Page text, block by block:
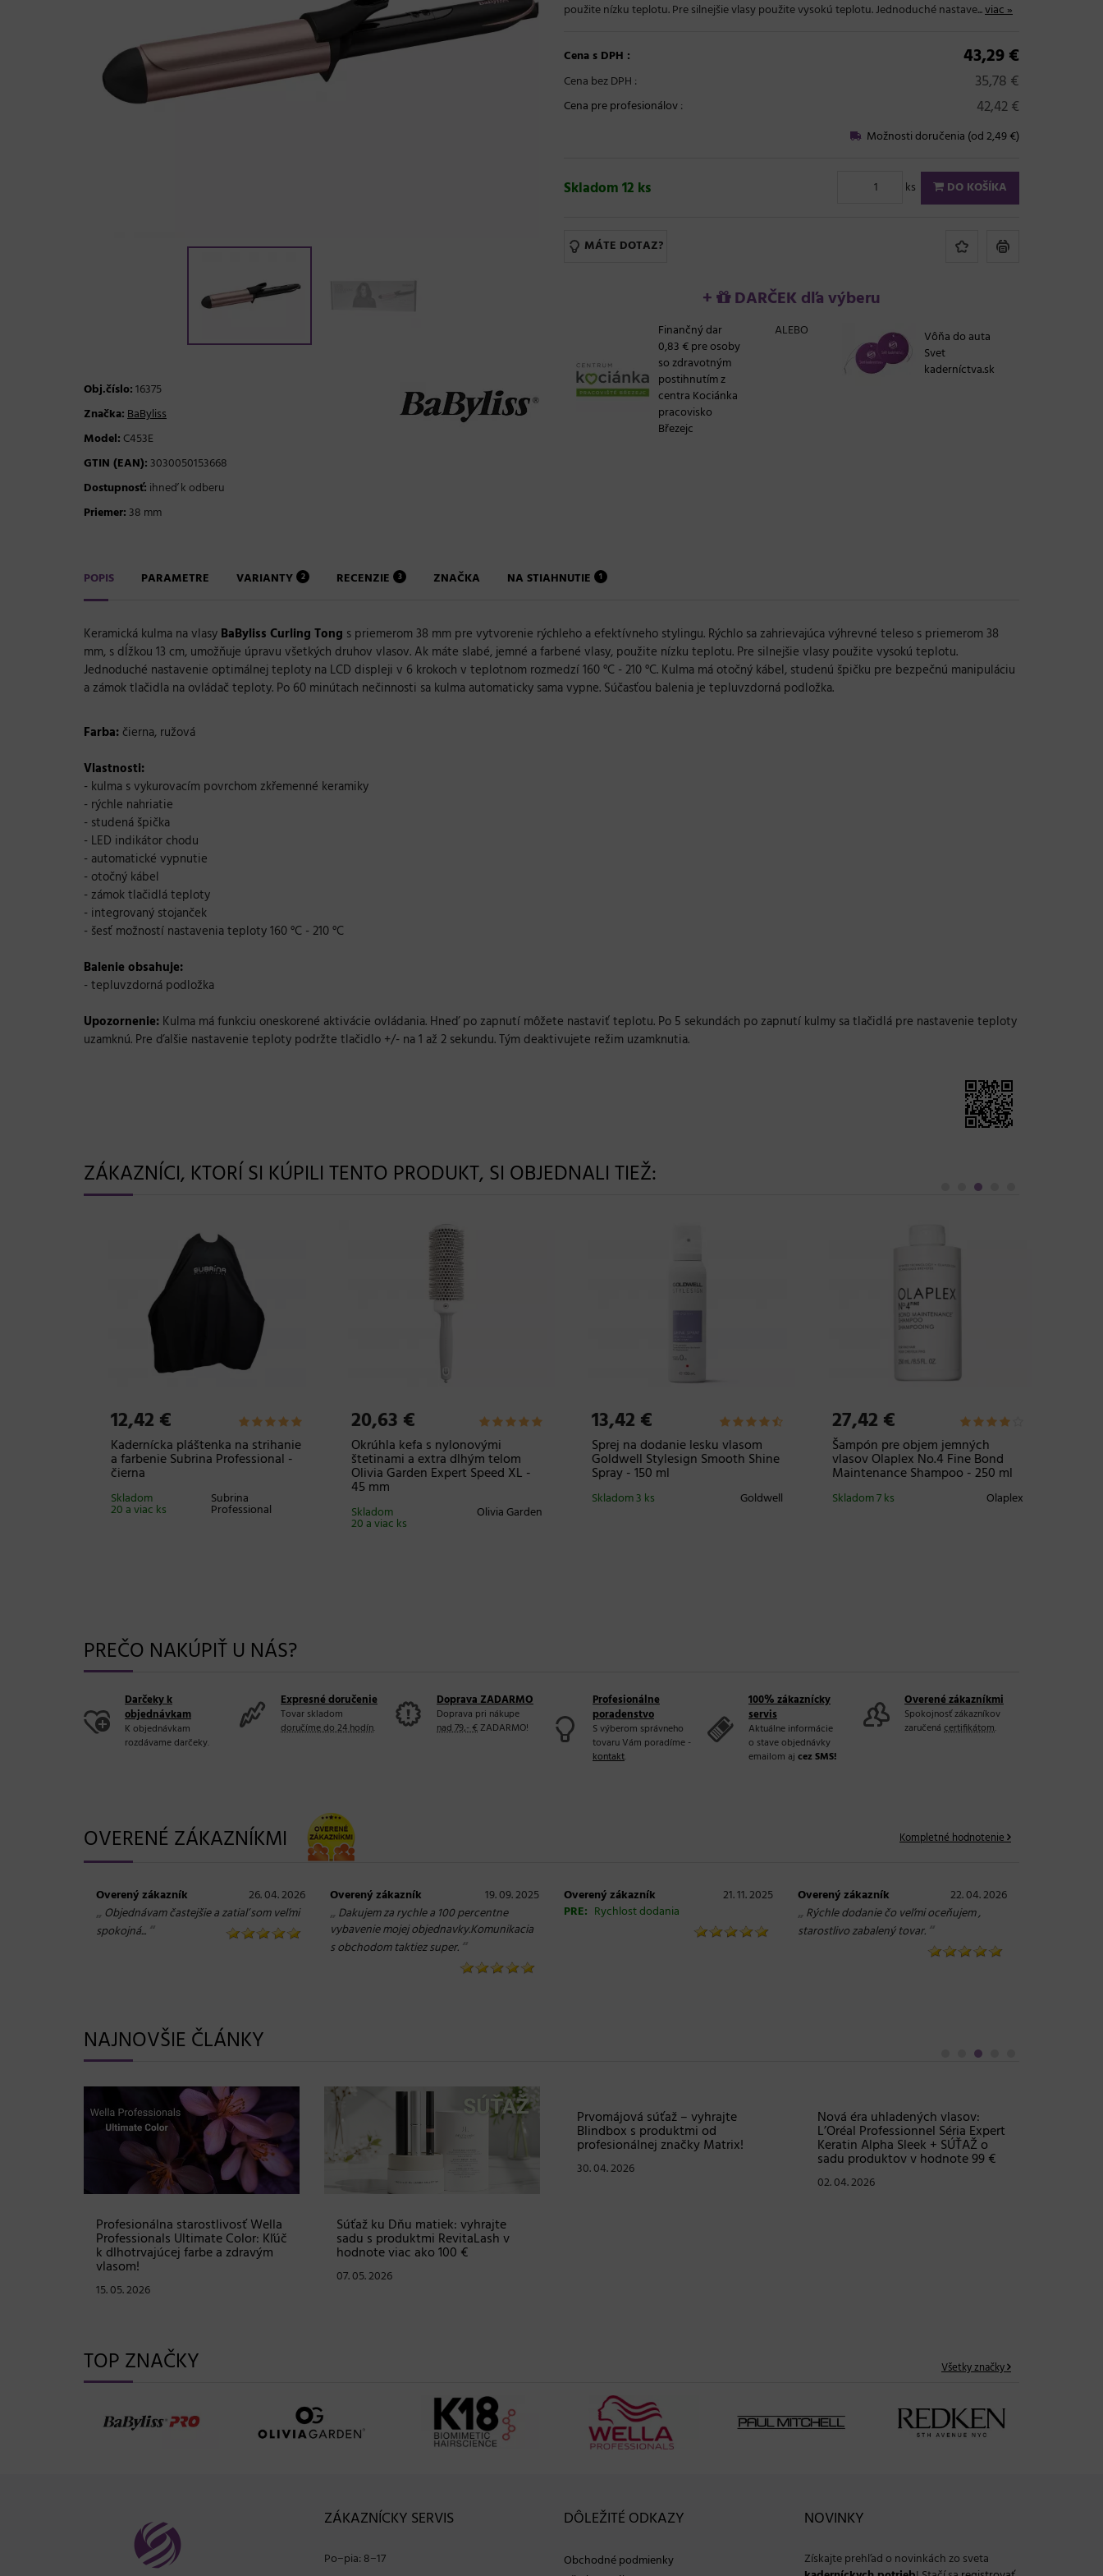
Obj.číslo:16375
Značka:BaByliss
Model: C453E
GTIN (EAN): 3030050153668
Dostupnosť: ihneď k odberu
Priemer: 38 mm
použite nízku teplotu. Pre silnejšie vlasy použite vysokú teplotu. Jednoduché nastave...viac »
Cena s DPH : 43,29 €
Cena bez DPH : 35,78 €
Cena pre profesionálov: 42,42 €
Možnosti doručenia (od 2,49 €)
Skladom 12 ks ks DO KOŠÍKA
MÁTE DOTAZ?
+ DARČEK dľa výberu
Finančný dar
0,83 € pre osoby
so zdravotným
postihnutím z
centra Kociánka
pracovisko
Březejc
ALEBO
Vôňa do auta
Svet
kaderníctva.sk
POPIS PARAMETRE VARIANTY 2 RECENZIE 3 ZNAČKA NA STIAHNUTIE 1
Keramická kulma na vlasy BaByliss Curling Tong s priemerom 38 mm pre vytvorenie rýchleho a efektívneho stylingu. Rýchlo sa zahrievajúca výhrevné teleso s priemerom 38
mm, s dĺžkou 13 cm, umožňuje úpravu všetkých druhov vlasov. Ak máte slabé, jemné a farbené vlasy, použite nízku teplotu. Pre silnejšie vlasy použite vysokú teplotu.
Jednoduché nastavenie optimálnej teploty na LCD displeji v 6 krokoch v teplotnom rozmedzí 160 °C - 210 °C. Kulma má otočný kábel, studenú špičku pre bezpečnú manipuláciu
a zámok tlačidla na ovládač teploty. Po 60 minútach nečinnosti sa kulma automaticky sama vypne. Súčasťou balenia je tepluvzdorná podložka.
Farba: čierna, ružová
Vlastnosti:
- kulma s vykurovacím povrchom zkřemenné keramiky
- rýchle nahriatie
- studená špička
- LED indikátor chodu
- automatické vypnutie
- otočný kábel
- zámok tlačidlá teploty
- integrovaný stojanček
- šesť možností nastavenia teploty 160 °C - 210 °C
Balenie obsahuje:
- tepluvzdorná podložka
Upozornenie: Kulma má funkciu oneskorené aktivácie ovládania. Hneď po zapnutí môžete nastaviť teplotu. Po 5 sekundách po zapnutí kulmy sa tlačidlá pre nastavenie teploty
uzamknú. Pre ďalšie nastavenie teploty podržte tlačidlo +/- na 1 až 2 sekundu. Tým deaktivujete režim uzamknutia.
ZÁKAZNÍCI, KTORÍ SI KÚPILI TENTO PRODUKT, SI OBJEDNALI TIEŽ:
12,42 €
Kadernícka pláštenka na strihanie
a farbenie Subrina Professional -
čierna
Subrina
Professional
Skladom
20 a viac ks
20,63 €
Okrúhla kefa s nylonovými
štetinami a extra dlhým telom
Olivia Garden Expert Speed XL -
45 mm
Olivia Garden
Skladom
20 a viac ks
13,42 €
Sprej na dodanie lesku vlasom
Goldwell Stylesign Smooth Shine
Spray - 150 ml
Goldwell
Skladom 3 ks
27,42 €
Šampón pre objem jemných
vlasov Olaplex No.4 Fine Bond
Maintenance Shampoo - 250 ml
Olaplex
Skladom 7 ks
PREČO NAKÚPIŤ U NÁS?
Darčeky k
objednávkam
K objednávkam
rozdávame darčeky.
Expresné doručenie
Tovar skladom
doručíme do 24 hodín.
Doprava ZADARMO
Doprava pri nákupe
nad 79,- €ZADARMO!
Profesionálne
poradenstvo
S výberom správneho
tovaru Vám poradíme -
kontakt.
100% zákaznícky
servis
Aktuálne informácie
o stave objednávky
emailom aj cez SMS!
Overené zákazníkmi
Spokojnosť zákazníkov
zaručená certifikátom.
OVERENÉ ZÁKAZNÍKMI Kompletné hodnotenie
Overený zákazník 26. 04. 2026
„ Objednávam častejšie a zatiaľ som veľmi
spokojná... “
Overený zákazník 19. 09. 2025
„ Dakujem za rychle a 100 percentne
vybavenie mojej objednavky.Komunikacia
s obchodom taktiez super. “
Overený zákazník
21. 11. 2025
PRE: Rychlost dodania
Overený zákazník 22. 04. 2026
„ Rýchle dodanie čo veľmi oceňujem ,
starostlivo zabalený tovar. “
NAJNOVŠIE ČLÁNKY
Profesionálna starostlivosť Wella
Professionals Ultimate Color: Kľúč
k dlhotrvajúcej farbe a zdravým
vlasom!
15. 05. 2026
Súťaž ku Dňu matiek: vyhrajte
sadu s produktmi RevitaLash v
hodnote viac ako 100 €
07. 05. 2026
TOP ZNAČKY Všetky značky
ZÁKAZNÍCKY SERVIS
Po−pia: 8−17
DÔLEŽITÉ ODKAZY
Obchodné podmienky
NOVINKY
Získajte prehľad o novinkách zo sveta